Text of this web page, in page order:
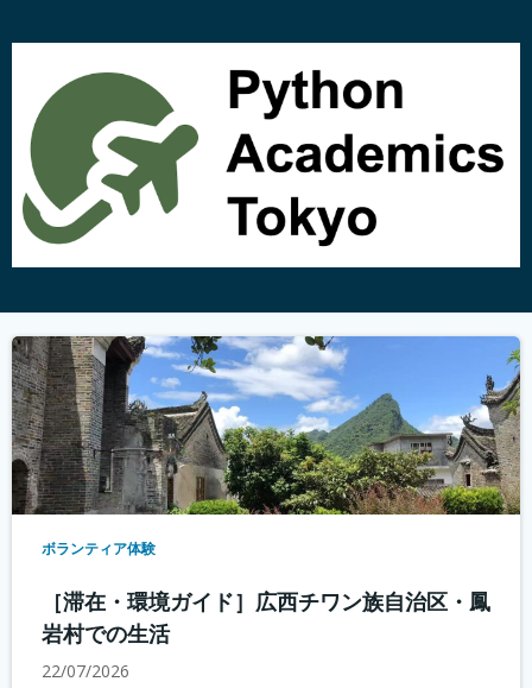
ン
ン
ツ
へ
キ
ッ
プ
ボランティア体験
［滞在・環境ガイド］広西チワン族自治区・鳳
岩村での生活
22/07/2026